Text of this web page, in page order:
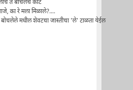
ते बोचलेच काटे
का रे मला मिळाले?....
मधील शेवटचा जास्तीचा 'ले' टाळता येईल